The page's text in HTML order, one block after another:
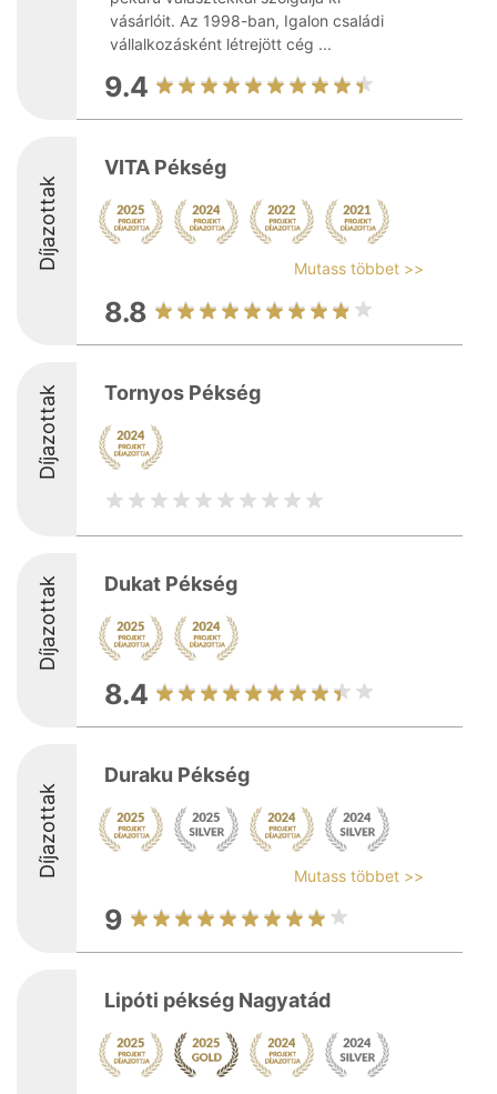
vásárlóit. Az 1998-ban, Igalon családi
vállalkozásként létrejött cég ...
9.4
Díjazottak
VITA Pékség
Mutass többet >>
8.8
Díjazottak Tornyos Pékség
Díjazottak Dukat Pékség
8.4
Díjazottak
Duraku Pékség
Mutass többet >>
9
Lipóti pékség Nagyatád